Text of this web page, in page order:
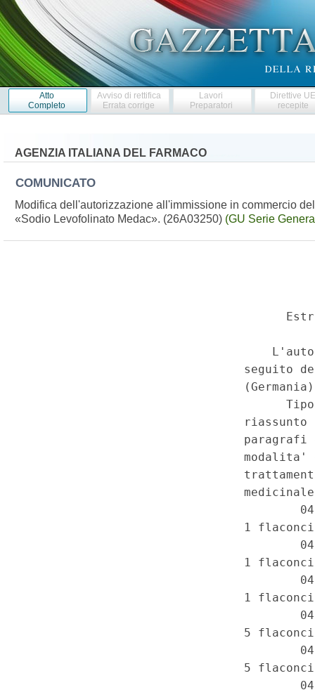
Atto
Completo
Avviso di rettifica
Errata corrige
Lavori
Preparatori
Direttive
recepite
AGENZIA ITALIANA DEL FARMACO
COMUNICATO
Modifica dell'autorizzazione all'immissione in commercio
«Sodio Levofolinato Medac». (26A03250) (GU Serie